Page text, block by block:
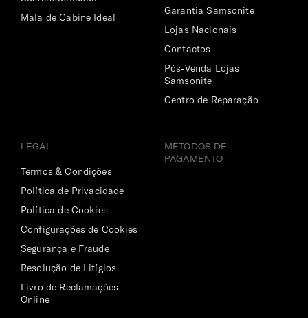
Mala de Cabine Ideal
Garantia Samsonite
Lojas Nacionais
Contactos
Pós-Venda Lojas
Samsonite
Centro de Reparação
LEGAL
Termos & Condições
Política de Privacidade
Política de Cookies
Configurações de Cookies
Segurança e Fraude
Resolução de Litígios
Livro de Reclamações
Online
MÉTODOS DE
PAGAMENTO